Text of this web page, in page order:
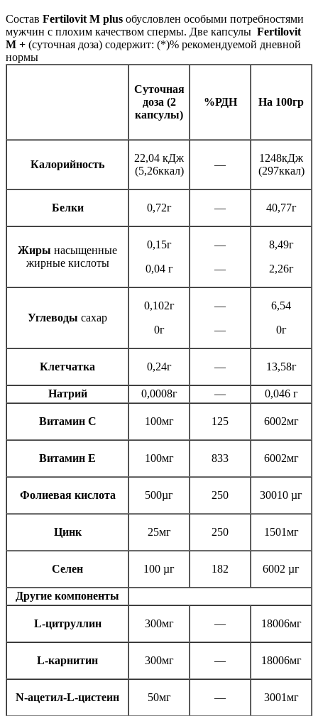
Состав Fertilovit M plus обусловлен особыми потребностями
мужчин с плохим качеством спермы. Две капсулы Fertilovit
M + (суточная доза) содержит: (*)% рекомендуемой дневной
нормы
Суточная
доза (2
капсулы)
%РДН На 100гр
Калорийность
22,04 кДж
(5,26ккал)
—
1248кДж
(297ккал)
Белки 0,72г — 40,77г
Жиры насыщенные
жирные кислоты
0,15г
0,04 г
—
—
8,49г
2,26г
Углеводы сахар
0,102г
0г
—
—
6,54
0г
Клетчатка 0,24г — 13,58г
Натрий 0,0008г — 0,046 г
Витамин С 100мг 125 6002мг
Витамин Е 100мг 833 6002мг
Фолиевая кислота 500µг 250 30010 µг
Цинк 25мг 250 1501мг
Селен 100 µг 182 6002 µг
Другие компоненты
L-цитруллин 300мг — 18006мг
L-карнитин 300мг — 18006мг
N-ацетил-L-цистеин 50мг — 3001мг